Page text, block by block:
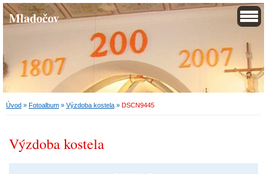
Mladočov
Úvod » Fotoalbum » Výzdoba kostela » DSCN9445
Výzdoba kostela